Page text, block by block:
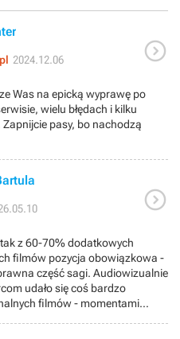
2024.12.06 
Was na epicką wyprawę po
wielu błędach i kilku
pasy, bo nachodzą

z 60-70% dodatkowych
filmów pozycja obowiązkowa -
część sagi. Audiowizualnie
udało się coś bardzo
filmów - momentami
fabułę, dość